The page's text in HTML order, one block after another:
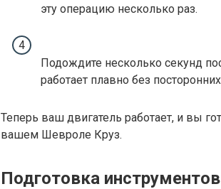
эту операцию несколько раз.
Подождите несколько секунд
работает плавно без
Теперь ваш двигатель работает, и вы
вашем Шевроле Круз.
Подготовка инструментов